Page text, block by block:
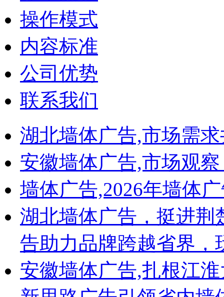
心连心超市
金种子
安徽墙体广告_银鹭好粥道
鹿邑大曲
喝福星交好运
王老吉
石花老窖
稻花香车贴
金种子
海天酱油
伊利物料
农夫果园喷绘墙体
稻花香
红四方
海天味业
娃哈哈
稻花香
群星
双胞胎
润丰水泥
工地围挡
正泰广告物料制作
正泰物料
操作模式
内容标准
公司优势
联系我们
湖北墙体广告,市场需
安徽墙体广告,市场观
墙体广告,2026年墙体
湖北墙体广告，挺进
告助力品牌跨越省界，
安徽墙体广告,扎根江